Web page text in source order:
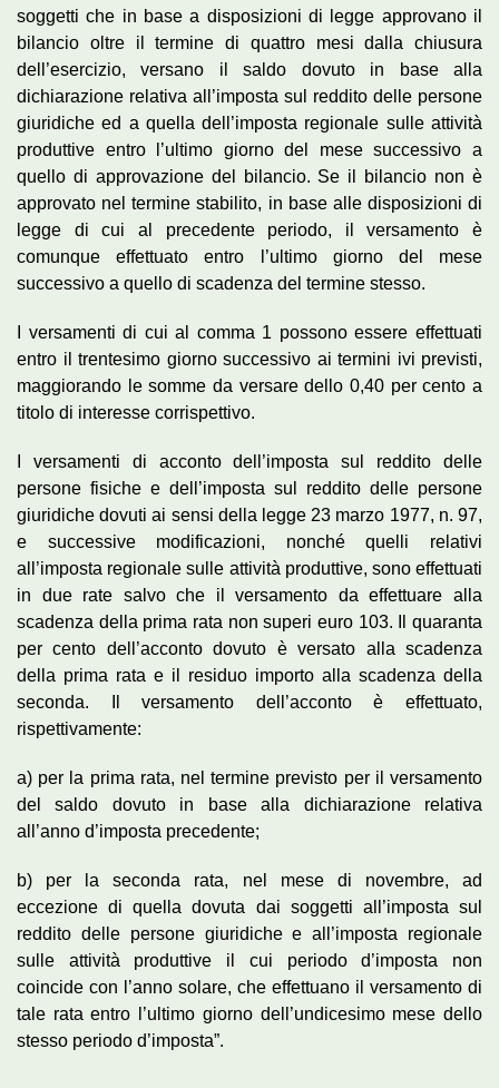
soggetti che in base a disposizioni di legge approvano il
bilancio oltre il termine di quattro mesi dalla chiusura
dell’esercizio, versano il saldo dovuto in base alla
dichiarazione relativa all’imposta sul reddito delle persone
giuridiche ed a quella dell’imposta regionale sulle attività
produttive entro l’ultimo giorno del mese successivo a
quello di approvazione del bilancio. Se il bilancio non è
approvato nel termine stabilito, in base alle disposizioni di
legge di cui al precedente periodo, il versamento è
comunque effettuato entro l’ultimo giorno del mese
successivo a quello di scadenza del termine stesso.
I versamenti di cui al comma 1 possono essere effettuati
entro il trentesimo giorno successivo ai termini ivi previsti,
maggiorando le somme da versare dello 0,40 per cento a
titolo di interesse corrispettivo.
I versamenti di acconto dell’imposta sul reddito delle
persone fisiche e dell’imposta sul reddito delle persone
giuridiche dovuti ai sensi della legge 23 marzo 1977, n. 97,
e successive modificazioni, nonché quelli relativi
all’imposta regionale sulle attività produttive, sono effettuati
in due rate salvo che il versamento da effettuare alla
scadenza della prima rata non superi euro 103. Il quaranta
per cento dell’acconto dovuto è versato alla scadenza
della prima rata e il residuo importo alla scadenza della
seconda. Il versamento dell’acconto è effettuato,
rispettivamente:
a) per la prima rata, nel termine previsto per il versamento
del saldo dovuto in base alla dichiarazione relativa
all’anno d’imposta precedente;
b) per la seconda rata, nel mese di novembre, ad
eccezione di quella dovuta dai soggetti all’imposta sul
reddito delle persone giuridiche e all’imposta regionale
sulle attività produttive il cui periodo d’imposta non
coincide con l’anno solare, che effettuano il versamento di
tale rata entro l’ultimo giorno dell’undicesimo mese dello
stesso periodo d’imposta”.